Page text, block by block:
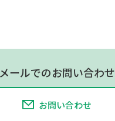
メールでのお問い合わせ
お問い合わせ